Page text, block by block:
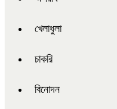
খেলাধুলা
চাকরি
বিনোদন